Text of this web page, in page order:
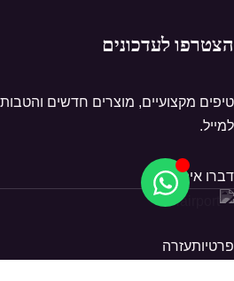
הצטרפו לעדכונים
טיפים מקצועיים, מוצרים חדשים
למייל.
דברו איתנו
פרטיותעזרה